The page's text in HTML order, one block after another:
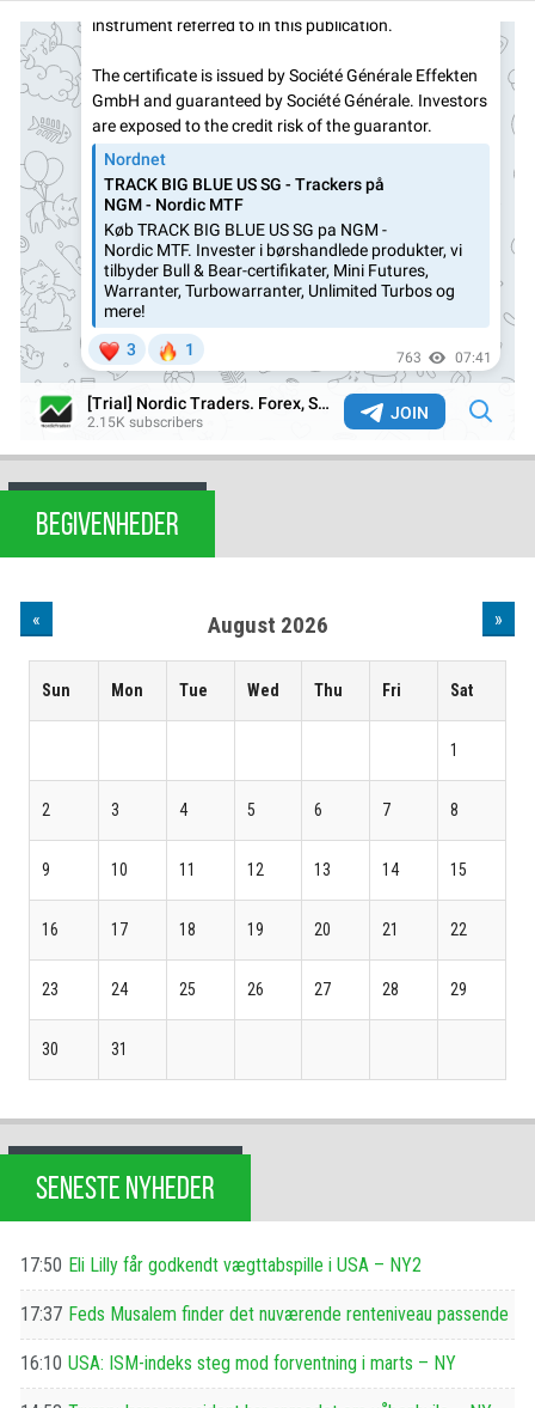
BEGIVENHEDER
« August 2026 »
Sun Mon Tue Wed Thu Fri Sat
1
2 3 4 5 6 7 8
9 10 11 12 13 14 15
16 17 18 19 20 21 22
23 24 25 26 27 28 29
30 31
SENESTE NYHEDER
17:50 Eli Lilly får godkendt vægttabspille i USA – NY2
17:37 Feds Musalem finder det nuværende renteniveau passende
16:10 USA: ISM-indeks steg mod forventning i marts – NY